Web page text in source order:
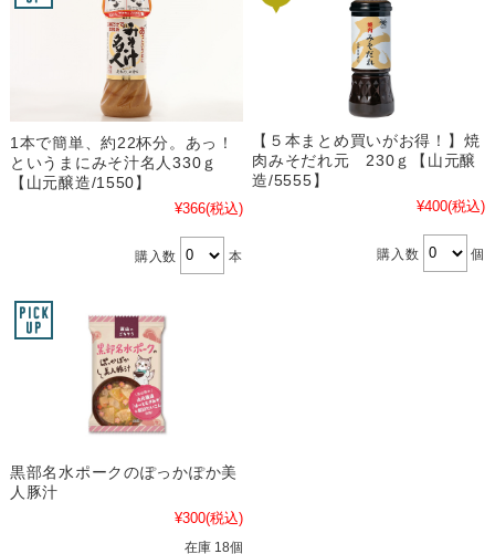
1本で簡単、約22杯分。あっ！
というまにみそ汁名人330ｇ
【山元醸造/1550】
¥366(税込)
購入数 本
【５本まとめ買いがお得！】焼
肉みそだれ元 230ｇ【山元醸
造/5555】
¥400(税込)
購入数 個
黒部名水ポークのぽっかぽか美
人豚汁
¥300(税込)
在庫 18個